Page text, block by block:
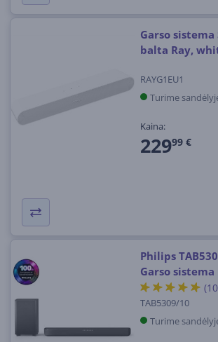
Garso sistema
balta Ray,
RAYG1EU1
Turime
Kaina:
22999 €
Philips
Garso sistema
TAB5309/10
Turime